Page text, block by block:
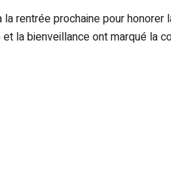
rentrée prochaine pour honorer
la bienveillance ont marqué la